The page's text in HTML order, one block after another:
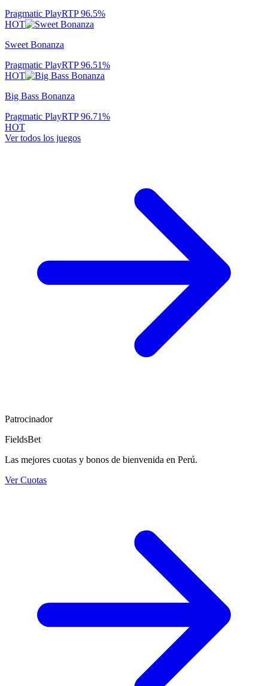
Pragmatic PlayRTP96.5%
HOT
Sweet Bonanza
Pragmatic PlayRTP96.51%
HOT
Big Bass Bonanza
Pragmatic PlayRTP96.71%
HOT
Ver todos los juegos
Patrocinador
FieldsBet
Las mejores cuotas y bonos de bienvenida en Perú.
Ver Cuotas